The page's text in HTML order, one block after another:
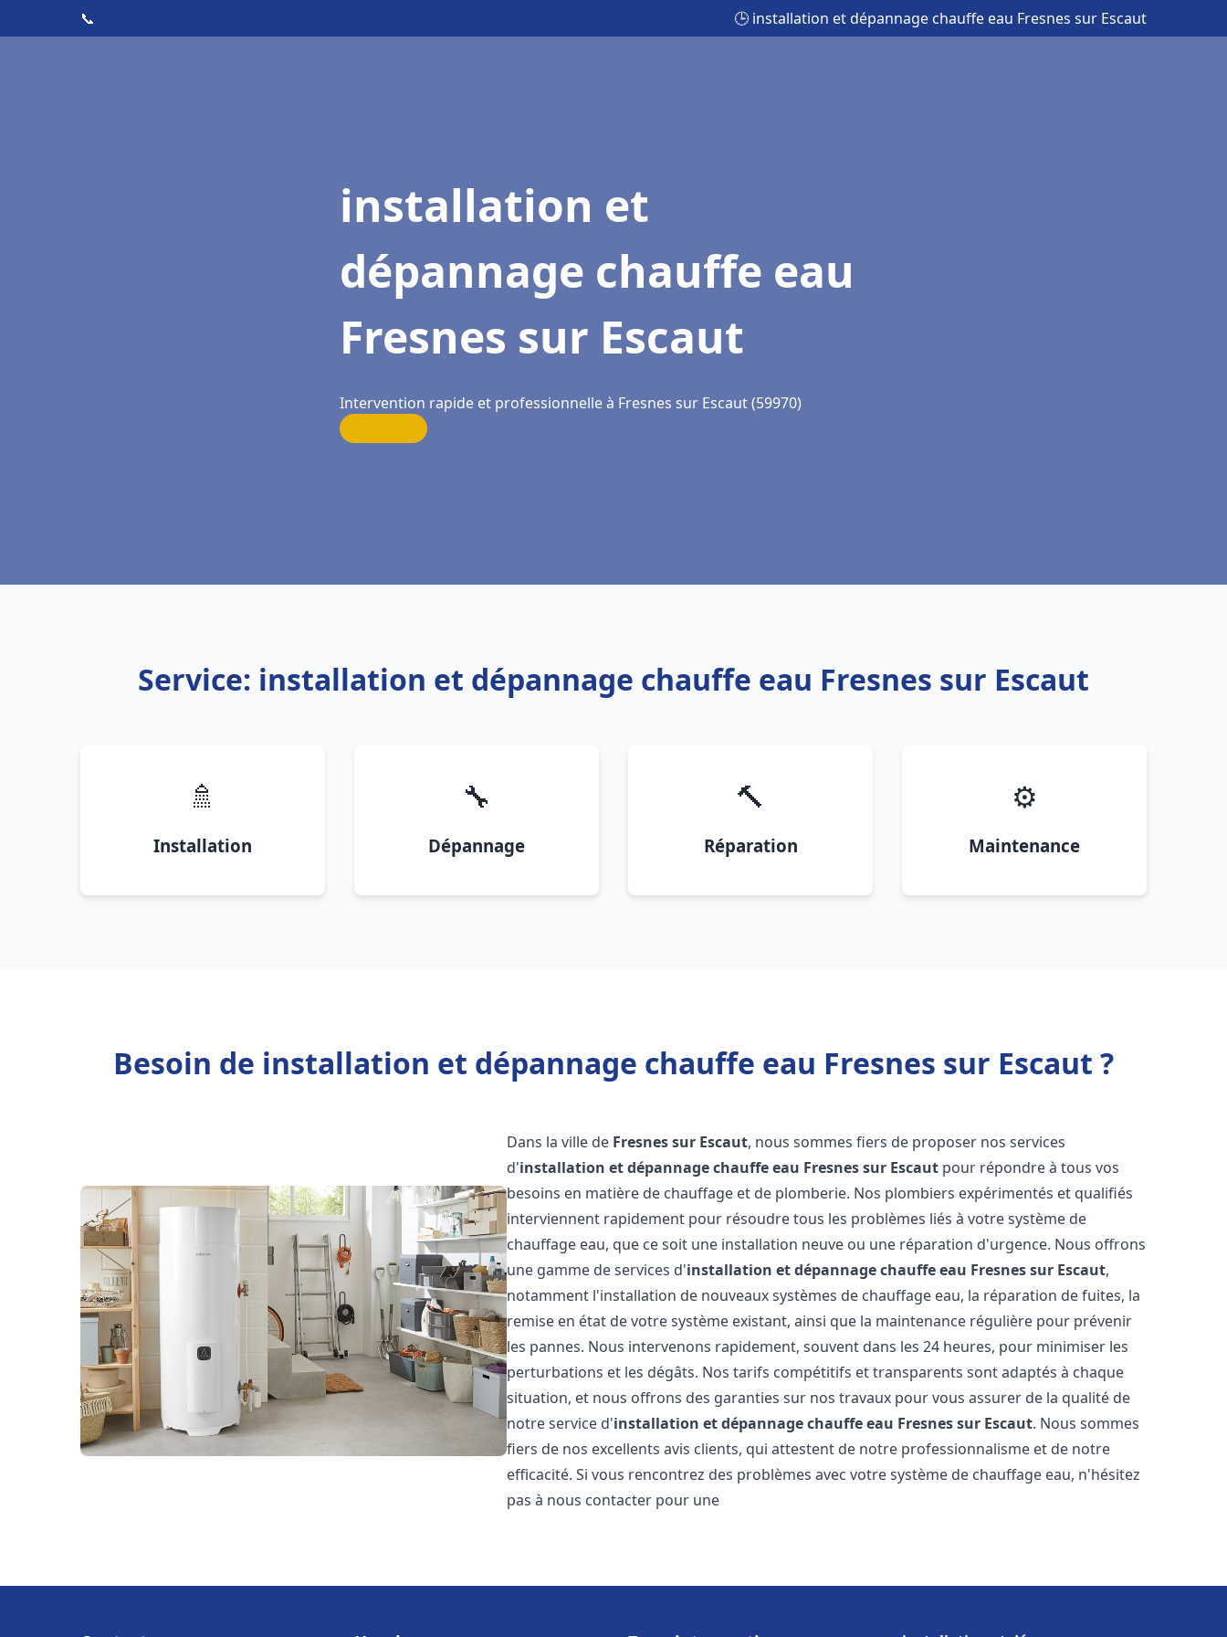
📞 🕒 installation et dépannage chauffe eau Fresnes sur Escaut
installation et
dépannage chauffe eau
Fresnes sur Escaut
Intervention rapide et professionnelle à Fresnes sur Escaut (59970)
Service: installation et dépannage chauffe eau Fresnes sur Escaut
🚿
Installation
🔧
Dépannage
🔨
Réparation
⚙️
Maintenance
Besoin de installation et dépannage chauffe eau Fresnes sur Escaut ?
Dans la ville de Fresnes sur Escaut, nous sommes fiers de proposer nos services
d'installation et dépannage chauffe eau Fresnes sur Escaut pour répondre à tous vos
besoins en matière de chauffage et de plomberie. Nos plombiers expérimentés et qualifiés
interviennent rapidement pour résoudre tous les problèmes liés à votre système de
chauffage eau, que ce soit une installation neuve ou une réparation d'urgence. Nous offrons
une gamme de services d'installation et dépannage chauffe eau Fresnes sur Escaut,
notamment l'installation de nouveaux systèmes de chauffage eau, la réparation de fuites, la
remise en état de votre système existant, ainsi que la maintenance régulière pour prévenir
les pannes. Nous intervenons rapidement, souvent dans les 24 heures, pour minimiser les
perturbations et les dégâts. Nos tarifs compétitifs et transparents sont adaptés à chaque
situation, et nous offrons des garanties sur nos travaux pour vous assurer de la qualité de
notre service d'installation et dépannage chauffe eau Fresnes sur Escaut. Nous sommes
fiers de nos excellents avis clients, qui attestent de notre professionnalisme et de notre
efficacité. Si vous rencontrez des problèmes avec votre système de chauffage eau, n'hésitez
pas à nous contacter pour une